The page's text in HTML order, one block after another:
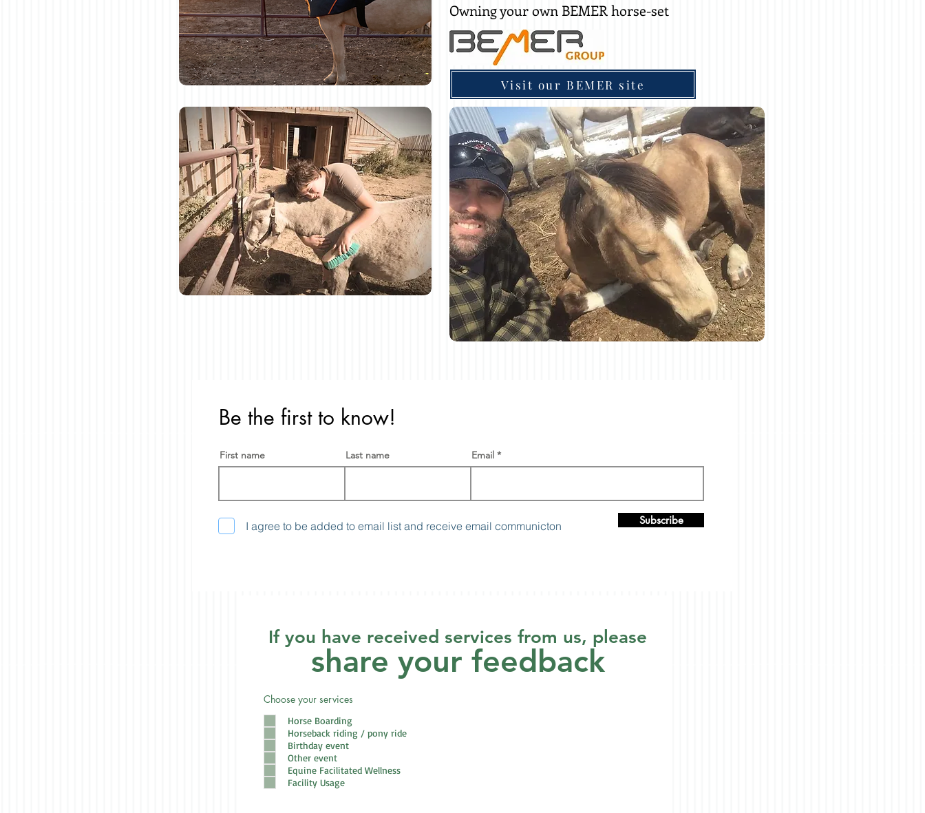
Owning your own BEMER horse-set
Visit our BEMER site
Be the first to know!
First name Last name Email
I agree to be added to email list and receive email communicton Subscribe
If you have received services from us, please
share your feedback
Choose your services
Horse Boarding
Horseback riding / pony ride
Birthday event
Other event
Equine Facilitated Wellness
Facility Usage